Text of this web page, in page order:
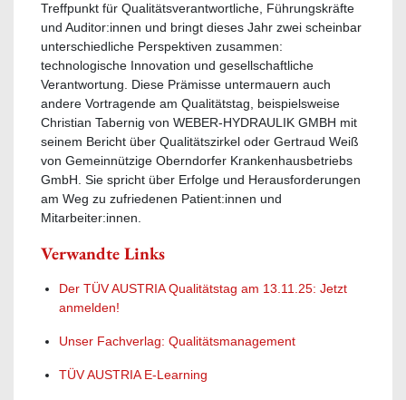
Treffpunkt für Qualitätsverantwortliche, Führungskräfte
und Auditor:innen und bringt dieses Jahr zwei scheinbar
unterschiedliche Perspektiven zusammen:
technologische Innovation und gesellschaftliche
Verantwortung. Diese Prämisse untermauern auch
andere Vortragende am Qualitätstag, beispielsweise
Christian Tabernig von WEBER-HYDRAULIK GMBH mit
seinem Bericht über Qualitätszirkel oder Gertraud Weiß
von Gemeinnützige Oberndorfer Krankenhausbetriebs
GmbH. Sie spricht über Erfolge und Herausforderungen
am Weg zu zufriedenen Patient:innen und
Mitarbeiter:innen.
Verwandte Links
Der TÜV AUSTRIA Qualitätstag am 13.11.25: Jetzt
anmelden!
Unser Fachverlag: Qualitätsmanagement
TÜV AUSTRIA E-Learning